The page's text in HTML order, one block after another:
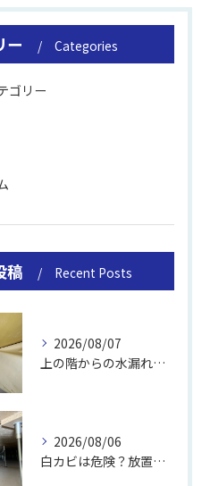
ー Categories
ゴリー
稿 Recent Posts
2026/08/07
上の階からの水漏れでカビ｜対処法と業者
2026/08/06
白カビは危険？放置のリスクと取り方